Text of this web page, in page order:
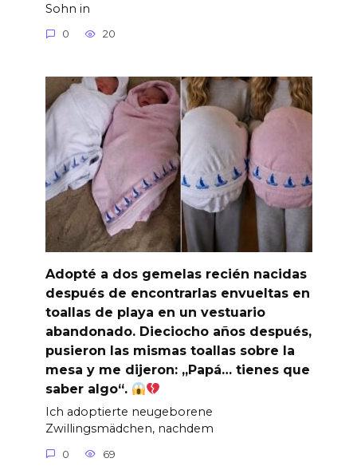
Sohn in
0 20
Adopté a dos gemelas recién nacidas
después de encontrarlas envueltas en
toallas de playa en un vestuario
abandonado. Dieciocho años después,
pusieron las mismas toallas sobre la
mesa y me dijeron: „Papá… tienes que
saber algo“.
Ich adoptierte neugeborene
Zwillingsmädchen, nachdem
0 69